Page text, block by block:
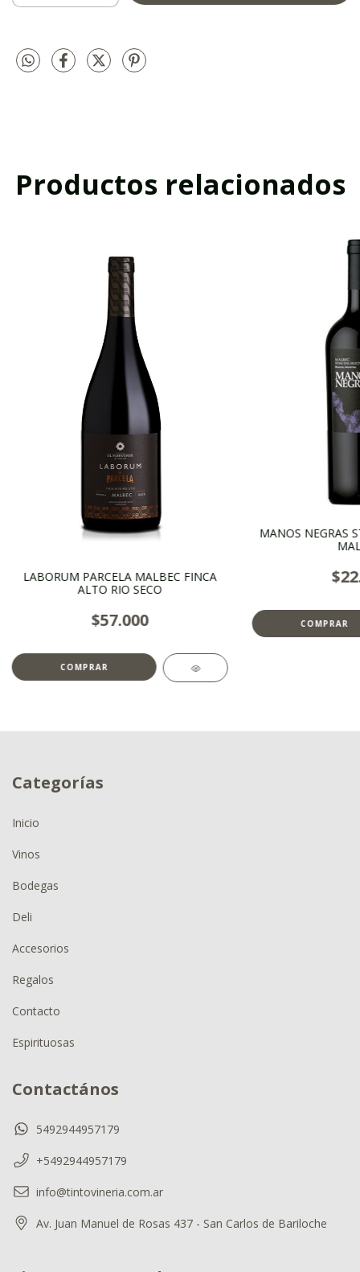
Productos relacionados
LABORUM PARCELA MALBEC FINCA
ALTO RIO SECO
$57.000
MANOS NEGRAS
Categorías
Inicio
Vinos
Bodegas
Deli
Accesorios
Regalos
Contacto
Espirituosas
Contactános
5492944957179
+5492944957179
info@tintovineria.com.ar
Av. Juan Manuel de Rosas 437 - San Carlos de Bariloche